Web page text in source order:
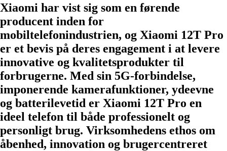
Xiaomi har vist sig som en førende
producent inden for
mobiltelefonindustrien, og Xiaomi 12T Pro
er et bevis på deres engagement i at levere
innovative og kvalitetsprodukter til
forbrugerne. Med sin 5G-forbindelse,
imponerende kamerafunktioner, ydeevne
og batterilevetid er Xiaomi 12T Pro en
ideel telefon til både professionelt og
personligt brug. Virksomhedens ethos om
åbenhed, innovation og brugercentreret